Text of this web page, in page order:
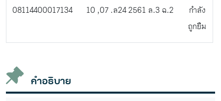
08114400017134 10 ,07 .ล24 2561 ล.3 ฉ.2
กำลัง
ถูกยืม
คำอธิบาย